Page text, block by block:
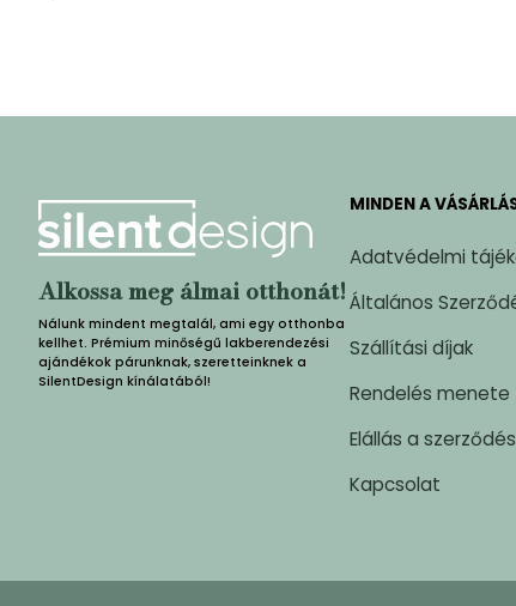
Alkossa meg álmai otthonát!
Nálunk mindent megtalál, ami egy otthonba
kellhet. Prémium minőségű lakberendezési
ajándékok párunknak, szeretteinknek a
SilentDesign kínálatából!
MINDEN A
Adatvédelmi
Általános
Szállítási díjak
Rendelés menete
Elállás a
Kapcsolat